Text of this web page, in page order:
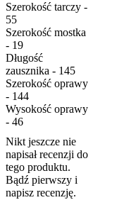
Szerokość tarczy -
55
Szerokość mostka
- 19
Długość
zausznika - 145
Szerokość oprawy
- 144
Wysokość oprawy
- 46
Nikt jeszcze nie
napisał recenzji do
tego produktu.
Bądź pierwszy i
napisz recenzję.